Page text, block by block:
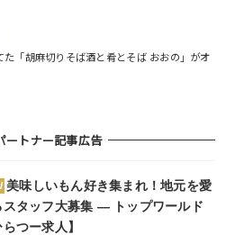
た「胡麻切りそば酒と肴とそば おおの」がオ
ートナー記事広告
美味しいもん好き集まれ！地元を愛
スタッフ大募集 ― トップワールド
らつー求人】